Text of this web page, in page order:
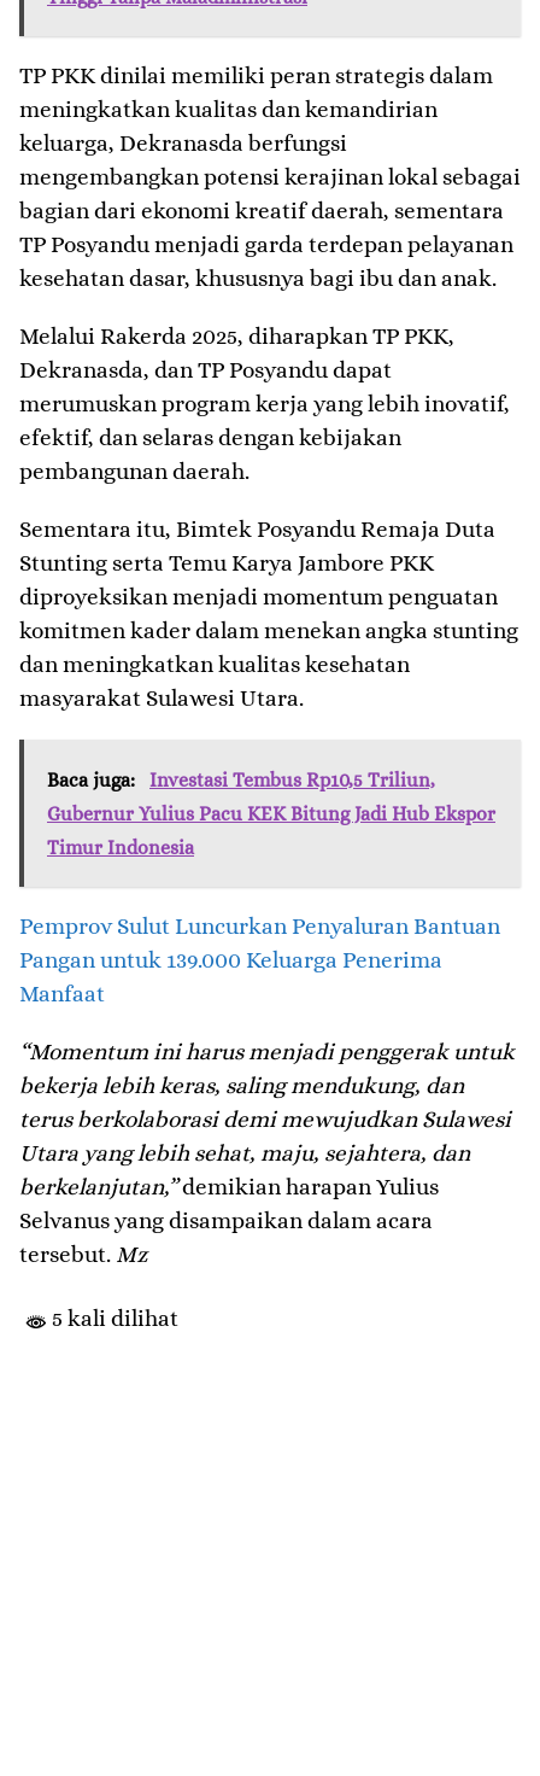
TP PKK dinilai memiliki peran strategis dalam
meningkatkan kualitas dan kemandirian
keluarga, Dekranasda berfungsi
mengembangkan potensi kerajinan lokal sebagai
bagian dari ekonomi kreatif daerah, sementara
TP Posyandu menjadi garda terdepan pelayanan
kesehatan dasar, khususnya bagi ibu dan anak.
Melalui Rakerda 2025, diharapkan TP PKK,
Dekranasda, dan TP Posyandu dapat
merumuskan program kerja yang lebih inovatif,
efektif, dan selaras dengan kebijakan
pembangunan daerah.
Sementara itu, Bimtek Posyandu Remaja Duta
Stunting serta Temu Karya Jambore PKK
diproyeksikan menjadi momentum penguatan
komitmen kader dalam menekan angka stunting
dan meningkatkan kualitas kesehatan
masyarakat Sulawesi Utara.
Baca juga:
Investasi Tembus Rp10,5 Triliun,
Gubernur Yulius Pacu KEK Bitung Jadi Hub Ekspor
Timur Indonesia
Pemprov Sulut Luncurkan Penyaluran Bantuan
Pangan untuk 139.000 Keluarga Penerima
Manfaat
“Momentum ini harus menjadi penggerak untuk
bekerja lebih keras, saling mendukung, dan
terus berkolaborasi demi mewujudkan Sulawesi
Utara yang lebih sehat, maju, sejahtera, dan
berkelanjutan,”demikian harapan Yulius
Selvanus yang disampaikan dalam acara
tersebut. Mz
5 kali dilihat